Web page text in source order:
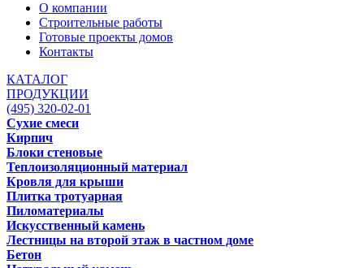
О компании
Строительные работы
Готовые проекты домов
Контакты
КАТАЛОГ
ПРОДУКЦИИ
(495) 320-02-01
Сухие смеси
Кирпич
Блоки стеновые
Теплоизоляционный материал
Кровля для крыши
Плитка тротуарная
Пиломатериалы
Искусственный камень
Лестницы на второй этаж в частном доме
Бетон